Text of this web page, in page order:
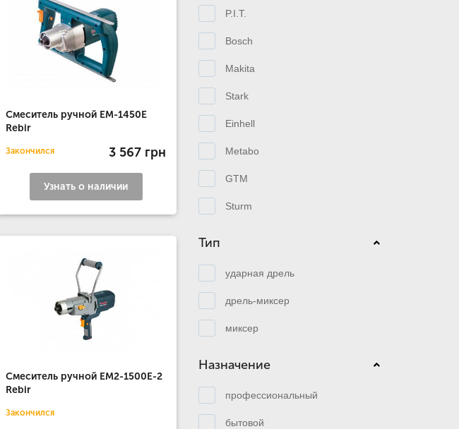
Смеситель ручной EM-1450E
Rebir
Закончился 3 567 грн
Узнать о наличии
Смеситель ручной EM2-1500Е-2
Rebir
Закончился
P.I.T.
Bosch
Makita
Stark
Einhell
Metabo
GTM
Sturm
Тип
ударная дрель
дрель-миксер
миксер
Назначение
профессиональный
бытовой